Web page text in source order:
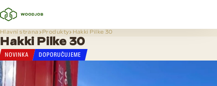
Hlavní strana Produkty Hakki Pilke 30
Hakki Pilke 30
NOVINKA DOPORUČUJEME